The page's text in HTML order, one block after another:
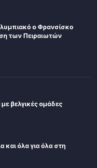
ο Φρανσίσκο
των Πειραιωτών
βελγικές ομάδες
και όλα για όλα στη